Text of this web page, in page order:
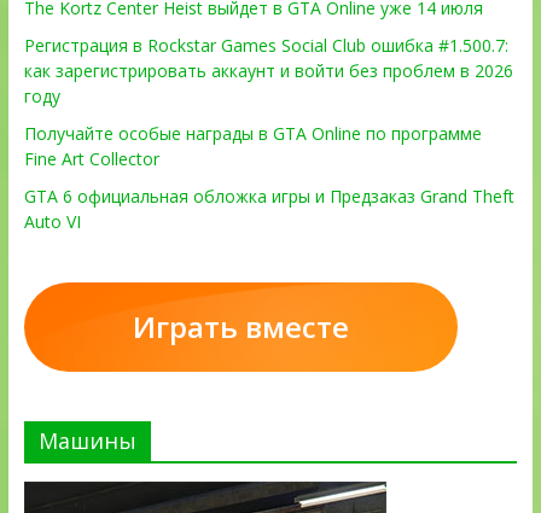
The Kortz Center Heist выйдет в GTA Online уже 14 июля
Регистрация в Rockstar Games Social Club ошибка #1.500.7:
как зарегистрировать аккаунт и войти без проблем в 2026
году
Получайте особые награды в GTA Online по программе
Fine Art Collector
GTA 6 официальная обложка игры и Предзаказ Grand Theft
Auto VI
Играть вместе
Машины